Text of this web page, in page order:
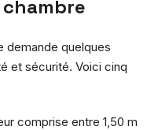
demande quelques
et sécurité. Voici cinq
comprise entre 1,50 m